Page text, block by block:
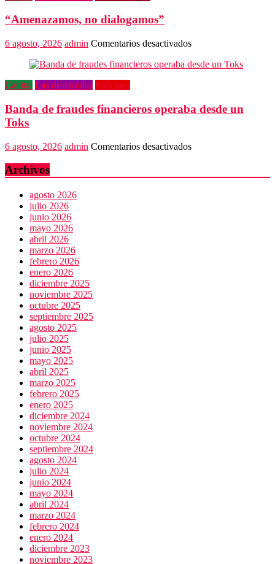
despojaría
“Amenazamos, no dialogamos”
6 agosto, 2026 admin Comentarios desactivadosen
no
Capital Las destacadas Policiaca
Banda de fraudes financieros operaba desde un
Toks
6 agosto, 2026 admin Comentarios desactivadosen
fraudes
Archivos
agosto 2026
julio 2026
junio 2026
mayo 2026
abril 2026
marzo 2026
febrero 2026
enero 2026
diciembre 2025
noviembre 2025
octubre 2025
septiembre 2025
agosto 2025
julio 2025
junio 2025
mayo 2025
abril 2025
marzo 2025
febrero 2025
enero 2025
diciembre 2024
noviembre 2024
octubre 2024
septiembre 2024
agosto 2024
julio 2024
junio 2024
mayo 2024
abril 2024
marzo 2024
febrero 2024
enero 2024
diciembre 2023
noviembre 2023